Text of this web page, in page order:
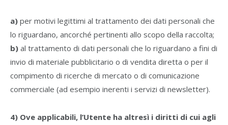
a) per motivi legittimi al trattamento dei dati personali che
lo riguardano, ancorché pertinenti allo scopo della raccolta;
b) al trattamento di dati personali che lo riguardano a fini di
invio di materiale pubblicitario o di vendita diretta o per il
compimento di ricerche di mercato o di comunicazione
commerciale (ad esempio inerenti i servizi di newsletter).
4) Ove applicabili, l’Utente ha altresì i diritti di cui agli